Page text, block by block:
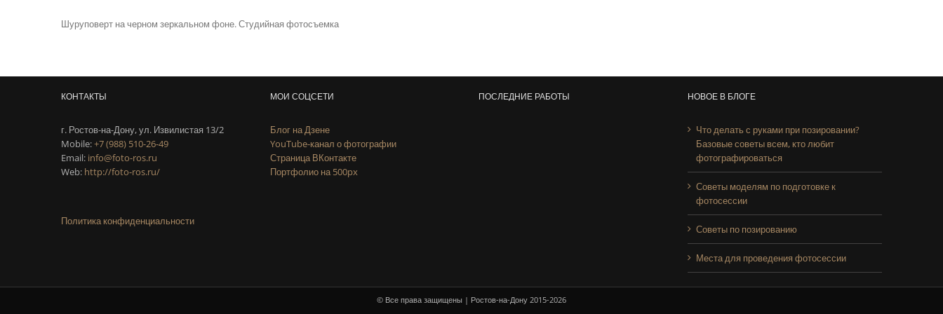
Шуруповерт на черном зеркальном фоне. Студийная фотосъемка
КОНТАКТЫ
г. Ростов-на-Дону, ул. Извилистая 13/2
Mobile:+7 (988) 510-26-49
Email: info@foto-ros.ru
Web: http://foto-ros.ru/
Политика конфиденциальности
МОИ СОЦСЕТИ
Блог на Дзене
YouTube-канал о фотографии
Страница ВКонтакте
Портфолио на 500px
ПОСЛЕДНИЕ РАБОТЫ НОВОЕ В БЛОГЕ
Что делать с руками при позировании?
Базовые советы всем, кто любит
фотографироваться
Советы моделям по подготовке к
фотосессии
Советы по позированию
Места для проведения фотосессии
© Все права защищены | Ростов-на-Дону 2015-2026